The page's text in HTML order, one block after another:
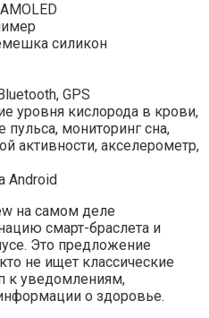
силикон
GPS
уровня кислорода в крови,
пульса, мониторинг сна,
активности, акселерометр,
Android
на самом деле
смарт-браслета и
Это предложение
не ищет классические
к уведомлениям,
о здоровье.